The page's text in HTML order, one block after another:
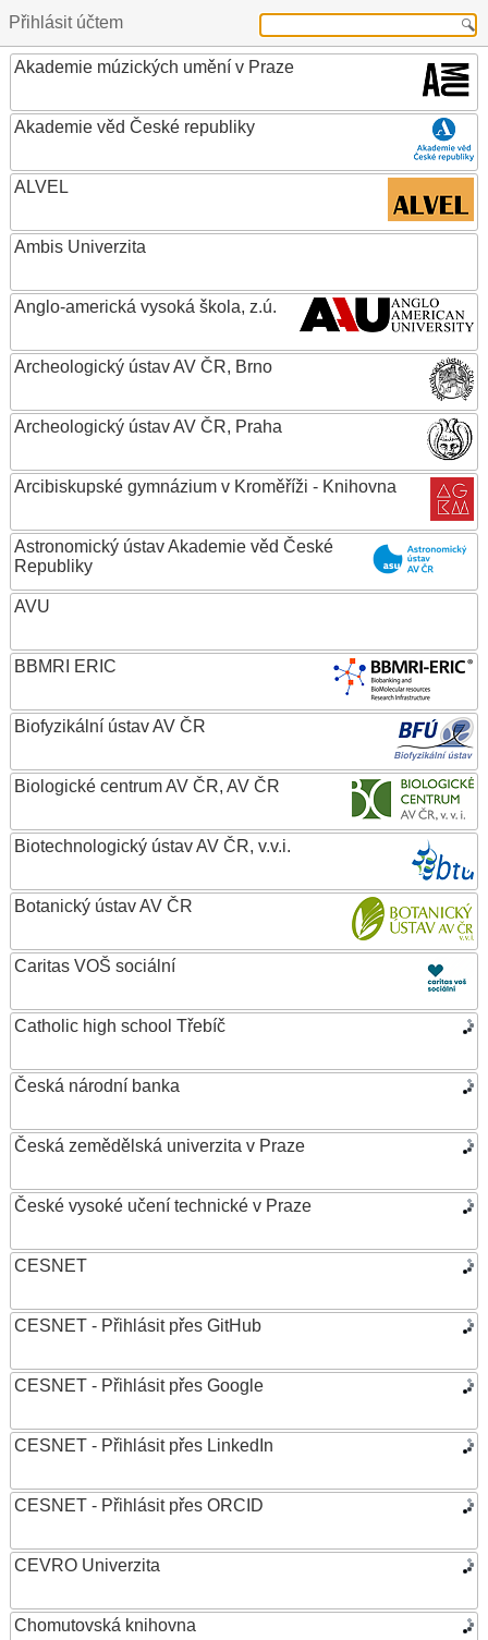
Přihlásit účtem
Akademie múzických umění v Praze
Akademie věd České republiky
ALVEL
Ambis Univerzita
Anglo-americká vysoká škola, z.ú.
Archeologický ústav AV ČR, Brno
Archeologický ústav AV ČR, Praha
Arcibiskupské gymnázium v Kroměříži - Knihovna
Astronomický ústav Akademie věd České
Republiky
AVU
BBMRI ERIC
Biofyzikální ústav AV ČR
Biologické centrum AV ČR, AV ČR
Biotechnologický ústav AV ČR, v.v.i.
Botanický ústav AV ČR
Caritas VOŠ sociální
Catholic high school Třebíč
Česká národní banka
Česká zemědělská univerzita v Praze
České vysoké učení technické v Praze
CESNET
CESNET - Přihlásit přes GitHub
CESNET - Přihlásit přes Google
CESNET - Přihlásit přes LinkedIn
CESNET - Přihlásit přes ORCID
CEVRO Univerzita
Chomutovská knihovna